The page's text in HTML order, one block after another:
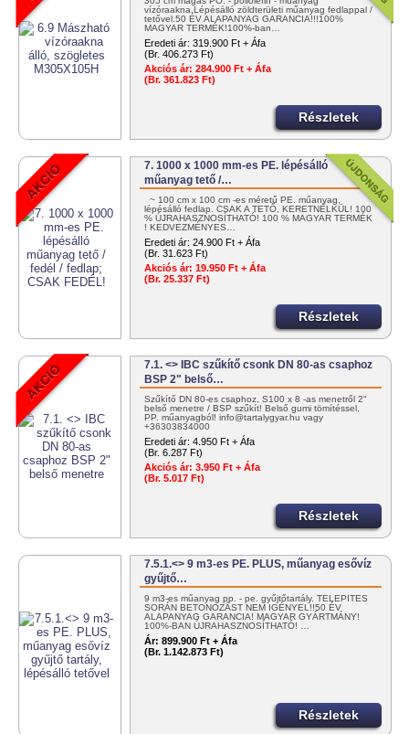
vízóraakna.Lépésálló zöldterületi műanyag fedlappal /
tetővel.50 ÉV ALAPANYAG GARANCIA!!!100%
MAGYAR TERMÉK!100%-ban…
Eredeti ár: 319.900 Ft + Áfa
(Br. 406.273 Ft)
Akciós ár: 284.900 Ft + Áfa
(Br. 361.823 Ft)
Részletek
7. 1000 x 1000 mm-es PE. lépésálló
műanyag tető /…
~ 100 cm x 100 cm -es méretű PE. műanyag,
lépésálló fedlap. CSAK A TETŐ, KERETNÉLKÜL! 100
% ÚJRAHASZNOSÍTHATÓ! 100 % MAGYAR TERMÉK
! KEDVEZMÉNYES…
Eredeti ár: 24.900 Ft + Áfa
(Br. 31.623 Ft)
Akciós ár: 19.950 Ft + Áfa
(Br. 25.337 Ft)
Részletek
7.1. <> IBC szűkítő csonk DN 80-as csaphoz
BSP 2" belső…
Szűkítő DN 80-es csaphoz, S100 x 8 -as menetről 2"
belső menetre / BSP szűkít! Belső gumi tömítéssel,
PP. műanyagból! info@tartalygyar.hu vagy
+36303834000
Eredeti ár: 4.950 Ft + Áfa
(Br. 6.287 Ft)
Akciós ár: 3.950 Ft + Áfa
(Br. 5.017 Ft)
Részletek
7.5.1.<> 9 m3-es PE. PLUS, műanyag esővíz
gyűjtő…
9 m3-es műanyag pp. - pe. gyűjtőtartály. TELEPÍTÉS
SORÁN BETONOZÁST NEM IGÉNYEL!!50 ÉV
ALAPANYAG GARANCIA! MAGYAR GYÁRTMÁNY!
100%-BAN ÚJRAHASZNOSÍTHATÓ! …
Ár: 899.900 Ft + Áfa
(Br. 1.142.873 Ft)
Részletek